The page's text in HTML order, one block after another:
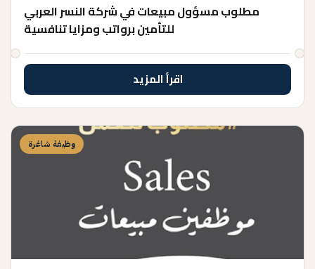
مطلوب مسؤول مبيعات في شركة النسر العربي
للتأمين برواتب ومزايا تنافسية
اقرأ المزيد
وظيفة شاغرة